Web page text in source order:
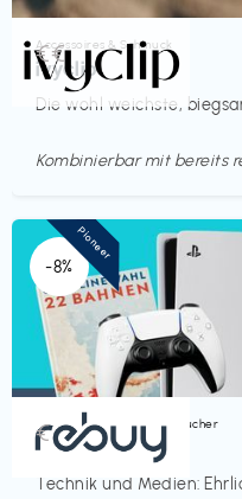
Accessoires & Schmuck
ivyclip
Die wohl weichste,
€€‎
Kombinierbar mit bereits
-8%
Bücher, Magazine & Hörbücher
rebuy
Technik und Medien:
€‎
Pioneer